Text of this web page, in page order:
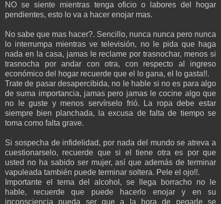
NO se siente mientras tenga oficio o labores del hogar
pendientes, esto lo va a hacer enojar mas.
No sabe que mas hacer?. Sencillo, nunca nunca pero nunca
lo interrumpa mientras ve televisión, no le pida que haga
nada en la casa, jamas le reclame por trasnochar, menos si
trasnocha por andar con otra, con respecto al ingreso
económico del hogar recuerde que el lo gana, el lo gasta!!.
Trate de pasar desapercibida, no le hable si no es para algo
de suma importancia, jamas pero jamas le cocine algo que
no le guste y menos servírselo frió. La ropa debe estar
siempre bien planchada, la excusa de falta de tiempo se
toma como falta grave.
Si sospecha de infidelidad, por nada del mundo se atreva a
cuestionarselo, recuerde que si el tiene otra es por que
usted no ha sabido ser mujer, así que además de terminar
vapuleada también puede terminar soltera. Pele el ojo!!.
Importante el tema del alcohol, se llega borracho no le
hable, recuerde que puede hacerlo enojar y en su
inconsciencia pueda ser que a la hora de pegarle se